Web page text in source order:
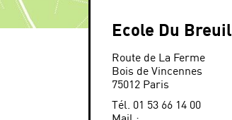
Ecole Du Breuil
Route de La Ferme
Bois de Vincennes
75012 Paris
Tél. 01 53 66 14 00